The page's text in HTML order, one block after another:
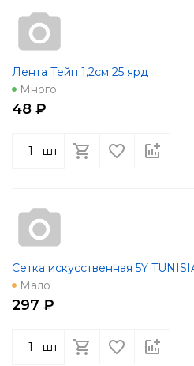
Лента Тейп 1,2см 25 ярд
Много
48 ₽
шт
Сетка искусственная 5Y
Мало
297 ₽
шт